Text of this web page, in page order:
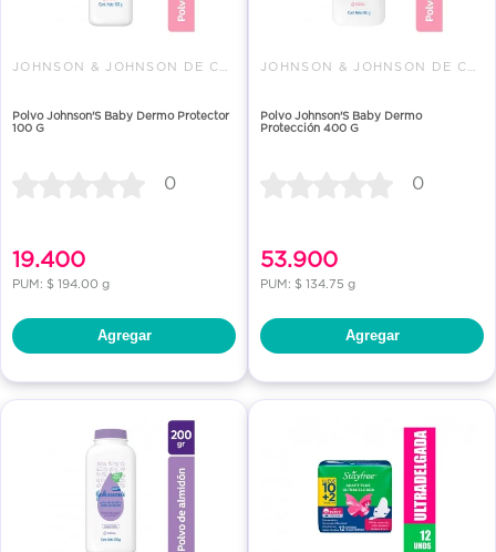
Polvo Johnson'S Baby Dermo Protector
100 G
0
19.400
PUM: $ 194.00 g
Agregar
Polvo Johnson'S Baby Dermo
Protección 400 G
0
53.900
PUM: $ 134.75 g
Agregar